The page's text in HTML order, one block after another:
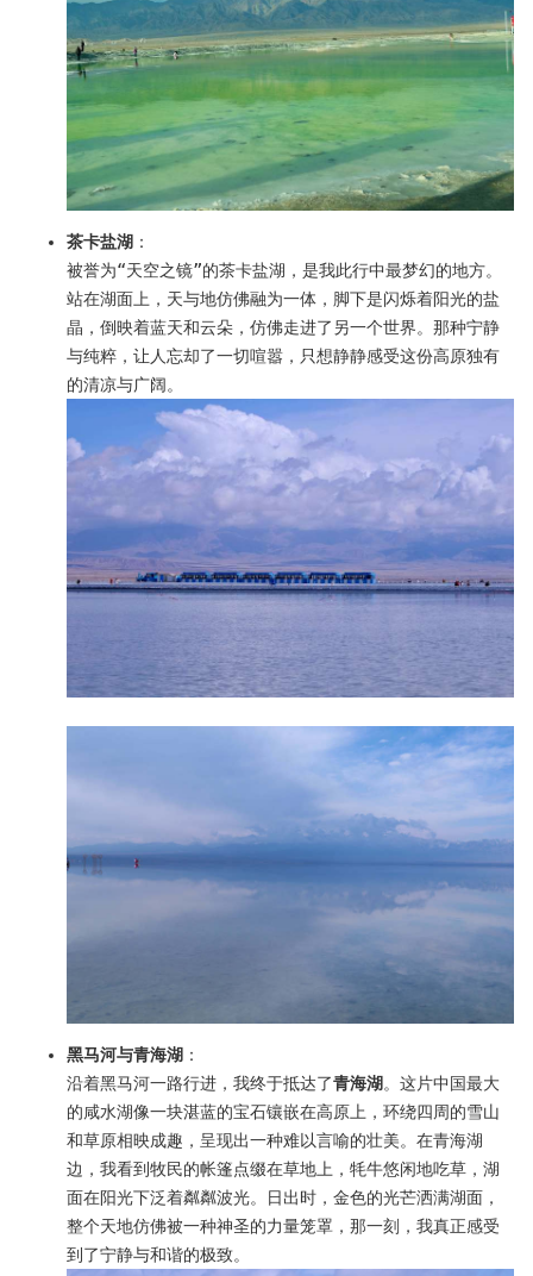
茶卡盐湖 ：
被誉为“天空之镜”的茶卡盐湖，是我此行中最梦幻的地方。
站在湖面上，天与地仿佛融为一体，脚下是闪烁着阳光的盐
晶，倒映着蓝天和云朵，仿佛走进了另一个世界。那种宁静
与纯粹，让人忘却了一切喧嚣，只想静静感受这份高原独有
的清凉与广阔。
黑马河与青海湖 ：
沿着黑马河一路行进，我终于抵达了青海湖。这片中国最大
的咸水湖像一块湛蓝的宝石镶嵌在高原上，环绕四周的雪山
和草原相映成趣，呈现出一种难以言喻的壮美。在青海湖
边，我看到牧民的帐篷点缀在草地上，牦牛悠闲地吃草，湖
面在阳光下泛着粼粼波光。日出时，金色的光芒洒满湖面，
整个天地仿佛被一种神圣的力量笼罩，那一刻，我真正感受
到了宁静与和谐的极致。